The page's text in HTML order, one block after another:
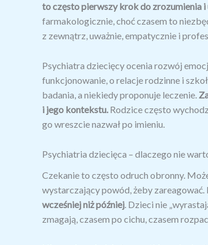
to często pierwszy krok do zrozumienia i
farmakologicznie, choć czasem to
z zewnątrz, uważnie, empatycznie i
Psychiatra dziecięcy ocenia rozwój
funkcjonowanie, o relacje rodzinne i
badania, a niekiedy proponuje leczenie.
i jego kontekstu.Rodzice często
go wreszcie nazwał po imieniu.
Psychiatria dziecięca – dlaczego nie
Czekanie to często odruch obronny.
wystarczający powód, żeby zareagować.
wcześniej niż później . Dzieci nie
zmagają, czasem po cichu, czasem